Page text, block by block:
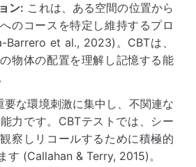
ン: これは、ある空間の位置から
のコースを特定し維持するプロ
Barrero et al., 2023)。CBTは、
物体の配置を理解し記憶する能
要な環境刺激に集中し、不関連な
力です。CBTテストでは、シー
察しリコールするために積極的
す (Callahan & Terry, 2015)。